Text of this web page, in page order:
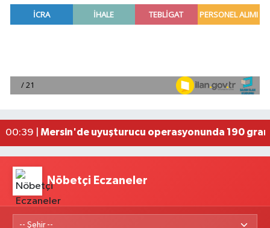
23:59 |
Fransa'dan iade edilen tarihi eserler Şam
00:39 | Mersin'de uyuşturucu operasyonunda 190
00:05 |Adana'da silahlı saldırıda 3 kişi yaralandı
Nöbetçi Eczaneler